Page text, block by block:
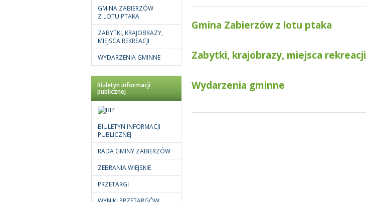
GMINA ZABIERZÓW
Z LOTU PTAKA
ZABYTKI, KRAJOBRAZY,
MIEJSCA REKREACJI
WYDARZENIA GMINNE
Biuletyn informacji
publicznej
BIULETYN INFORMACJI
PUBLICZNEJ
RADA GMINY ZABIERZÓW
ZEBRANIA WIEJSKIE
PRZETARGI
Gmina Zabierzów z lotu ptaka
Zabytki, krajobrazy, miejsca rekreacji
Wydarzenia gminne